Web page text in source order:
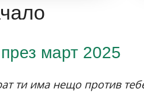
март 2025
ти има нещо против